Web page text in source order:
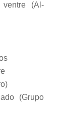
(Al-
(Grupo